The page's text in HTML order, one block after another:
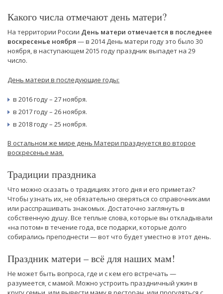
Какого числа отмечают день матери?
На территории России День матери отмечается в последнее
воскресенье ноября — в 2014 День матери году это было 30
ноября, в наступающем 2015 году праздник выпадет на 29
число.
День матери в последующие годы:
в 2016 году – 27 ноября.
в 2017 году – 26 ноября.
в 2018 году – 25 ноября.
В остальном же мире день Матери празднуется во второе
воскресенье мая.
Традиции праздника
Что можно сказать о традициях этого дня и его приметах?
Чтобы узнать их, не обязательно сверяться со справочниками
или расспрашивать знакомых. Достаточно заглянуть в
собственную душу. Все теплые слова, которые вы откладывали
«на потом» в течение года, все подарки, которые долго
собирались преподнести — вот что будет уместно в этот день.
Праздник матери – всё для наших мам!
Не может быть вопроса, где и с кем его встречать —
разумеется, с мамой. Можно устроить праздничный ужин в